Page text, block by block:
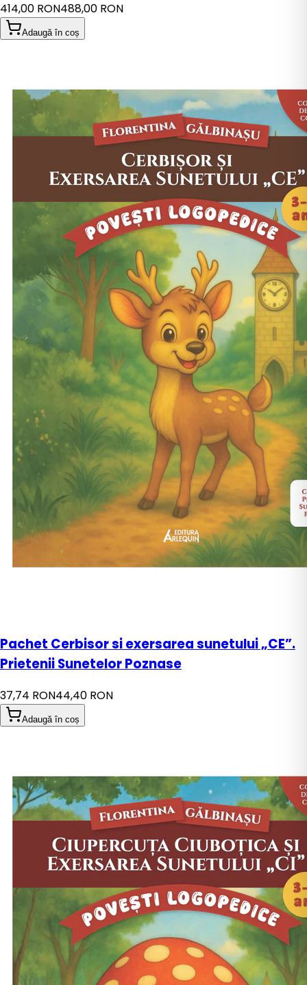
414,00 RON488,00 RON
Adaugă în coș
Pachet Cerbisor si exersarea sunetului „CE”.
Prietenii Sunetelor Poznase
37,74 RON44,40 RON
Adaugă în coș